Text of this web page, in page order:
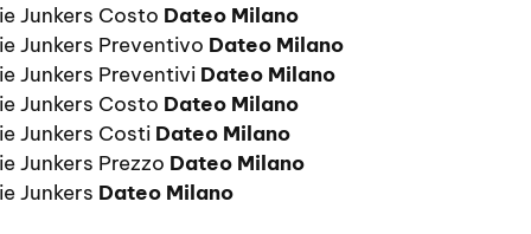
Junkers Costo Dateo Milano
Junkers Preventivo Dateo Milano
Junkers Preventivi Dateo Milano
Junkers Costo Dateo Milano
Junkers Costi Dateo Milano
Junkers Prezzo Dateo Milano
Junkers Dateo Milano